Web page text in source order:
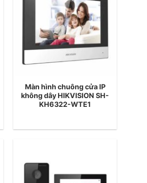
Màn hình chuông cửa IP
không dây HIKVISION SH-
KH6322-WTE1